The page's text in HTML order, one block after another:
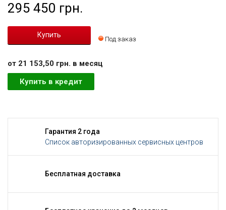
295 450 грн.
Под заказ
от 21 153,50 грн. в месяц
Купить в кредит
Гарантия 2 года
Список авторизированных сервисных центров
Бесплатная доставка